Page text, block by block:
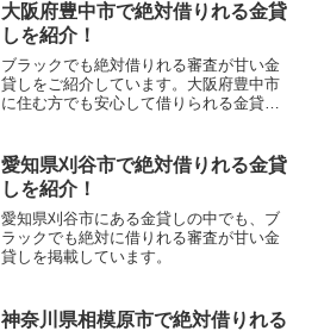
大阪府豊中市で絶対借りれる金貸
しを紹介！
ブラックでも絶対借りれる審査が甘い金
貸しをご紹介しています。大阪府豊中市
に住む方でも安心して借りられる金貸し
はなく、国または大阪府豊中市で貸金業
登録をしている正規の金貸し...
愛知県刈谷市で絶対借りれる金貸
しを紹介！
愛知県刈谷市にある金貸しの中でも、ブ
ラックでも絶対に借りれる審査が甘い金
貸しを掲載しています。
神奈川県相模原市で絶対借りれる